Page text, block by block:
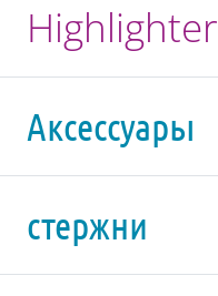
Highlighter
Аксессуары
стержни